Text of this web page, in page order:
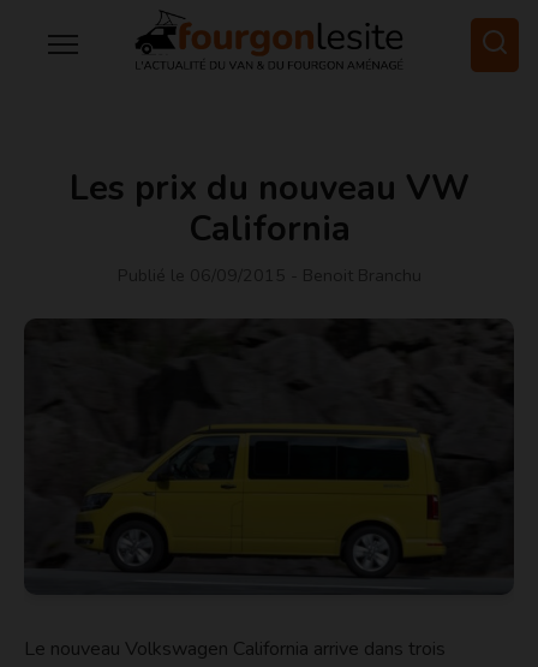
Les prix du nouveau VW
California
Le nouveau Volkswagen California arrive dans trois